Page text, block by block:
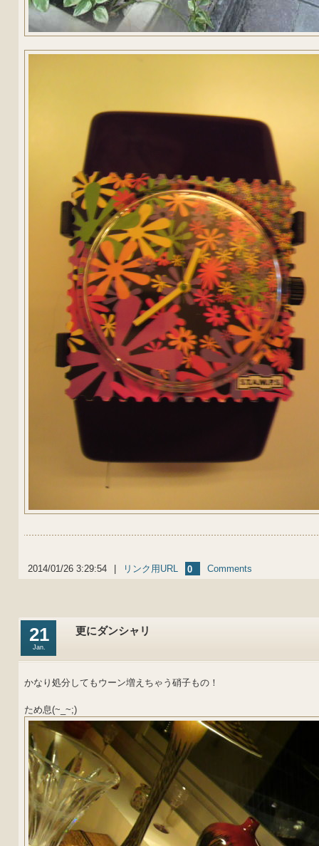
2014/01/26 3:29:54 リンク用URL 0 Comments
21
Jan.
更にダンシャリ
かなり処分してもウーン増えちゃう硝子もの！
ため息(~_~;)